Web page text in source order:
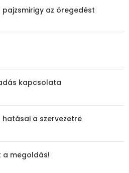
az öregedést
kapcsolata
a szervezetre
a megoldás!